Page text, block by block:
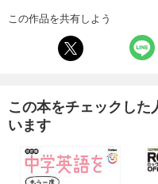
この作品を共有しよう
この本をチェックし
います